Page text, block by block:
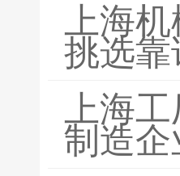
上海
挑选
上海
制造